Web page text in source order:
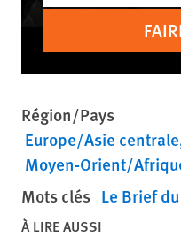
Région/Pays
Europe/Asie centrale
Moyen-Orient/
Mots clés Le Brief
À LIRE AUSSI